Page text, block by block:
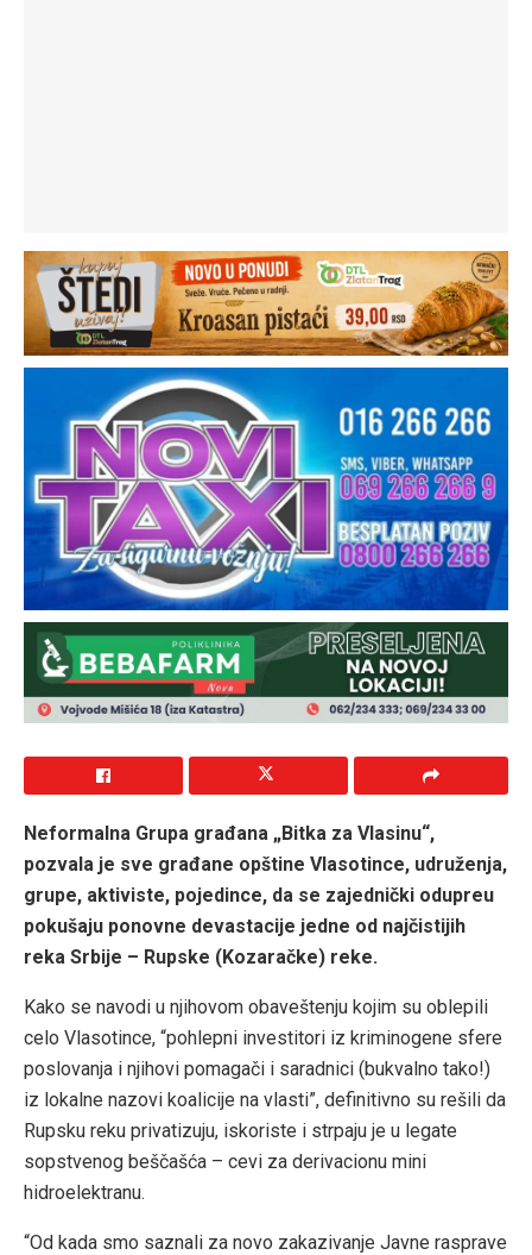
Neformalna Grupa građana „Bitka za Vlasinu“,
pozvala je sve građane opštine Vlasotince, udruženja,
grupe, aktiviste, pojedince, da se zajednički odupreu
pokušaju ponovne devastacije jedne od najčistijih
reka Srbije – Rupske (Kozaračke) reke.
Kako se navodi u njihovom obaveštenju kojim su oblepili
celo Vlasotince, “pohlepni investitori iz kriminogene sfere
poslovanja i njihovi pomagači i saradnici (bukvalno tako!)
iz lokalne nazovi koalicije na vlasti”, definitivno su rešili da
Rupsku reku privatizuju, iskoriste i strpaju je u legate
sopstvenog beščašća – cevi za derivacionu mini
hidroelektranu.
“Od kada smo saznali za novo zakazivanje Javne rasprave